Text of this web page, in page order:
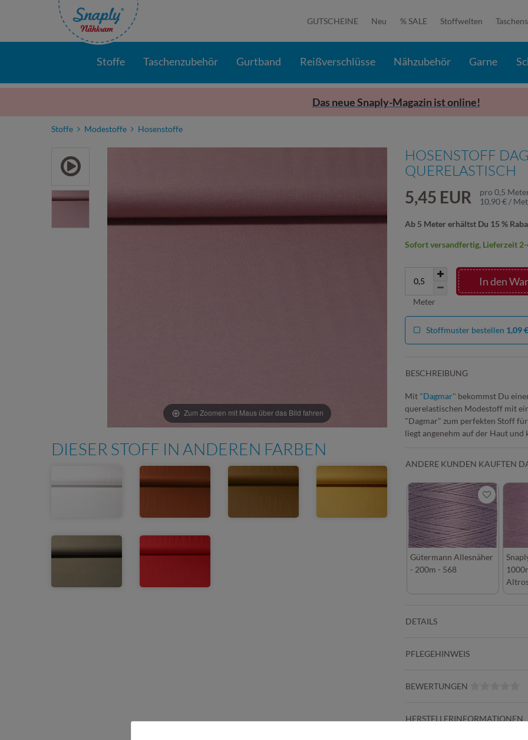
GUTSCHEINE Neu % SALE Stoffwelten
Stoffe Taschenzubehör Gurtband Reißverschlüsse Nähzubehör Garne
Das neue Snaply-Magazin ist online!
Stoffe Modestoffe Hosenstoffe
Zum Zoomen mit Maus über das Bild fahren
DIESER STOFF IN ANDEREN FARBEN
HOSENSTOFF
QUERELASTISCH
5,45 EUR pro 0,5
10,90 € /
Ab 5 Meter erhältst Du 15 %
In den
Meter
Sofort versandfertig, Lieferzeit
Stoffmuster bestellen 1,09 €
BESCHREIBUNG
Mit "Dagmar" bekommst Du
querelastischen Modestoff mit
"Dagmar" zum perfekten Stoff
liegt angenehm auf der Haut
ANDERE KUNDEN KAUFTEN
Gütermann Allesnäher
- 200m - 568
DETAILS
PFLEGEHINWEIS
BEWERTUNGEN
HERSTELLERINFORMATIONEN